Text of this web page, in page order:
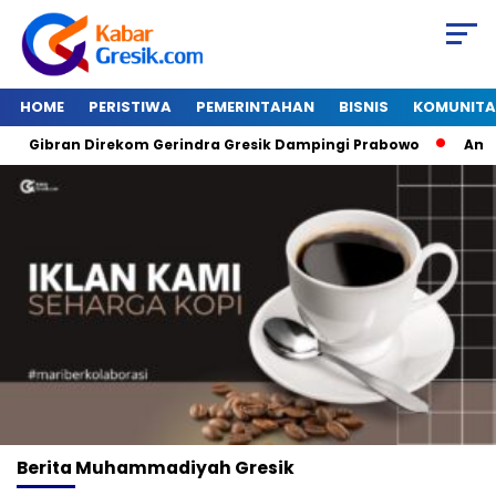
HOME PERISTIWA PEMERINTAHAN BISNIS
Direkom Gerindra Gresik Dampingi Prabowo
Berita Muhammadiyah Gresik